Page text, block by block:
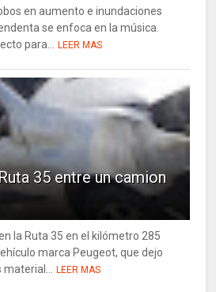
en aumento e inundaciones
se enfoca en la música.
para...
LEER MAS
35 entre un camion
la Ruta 35 en el kilómetro 285
marca Peugeot, que dejo
LEER MAS